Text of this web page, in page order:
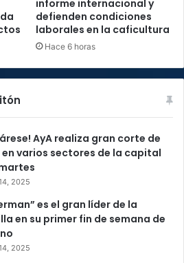
informe internacional y
defienden condiciones
laborales en la caficultura
Hace 6 horas
AyA realiza gran corte de
varios sectores de la capital
2025
es el gran líder de la
en su primer fin de semana de
2025